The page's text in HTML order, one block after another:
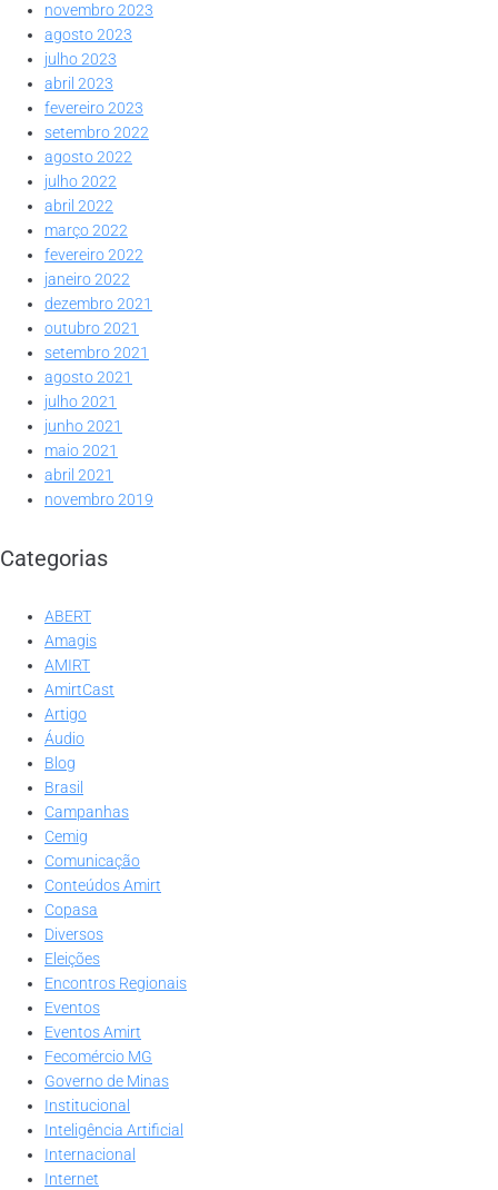
novembro 2023
agosto 2023
julho 2023
abril 2023
fevereiro 2023
setembro 2022
agosto 2022
julho 2022
abril 2022
março 2022
fevereiro 2022
janeiro 2022
dezembro 2021
outubro 2021
setembro 2021
agosto 2021
julho 2021
junho 2021
maio 2021
abril 2021
novembro 2019
Categorias
ABERT
Amagis
AMIRT
AmirtCast
Artigo
Áudio
Blog
Brasil
Campanhas
Cemig
Comunicação
Conteúdos Amirt
Copasa
Diversos
Eleições
Encontros Regionais
Eventos
Eventos Amirt
Fecomércio MG
Governo de Minas
Institucional
Inteligência Artificial
Internacional
Internet